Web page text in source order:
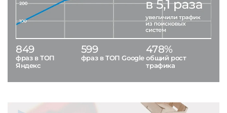
849
фраз в ТОП
Яндекс
599
фраз в ТОП Google
478%
общий рост
трафика